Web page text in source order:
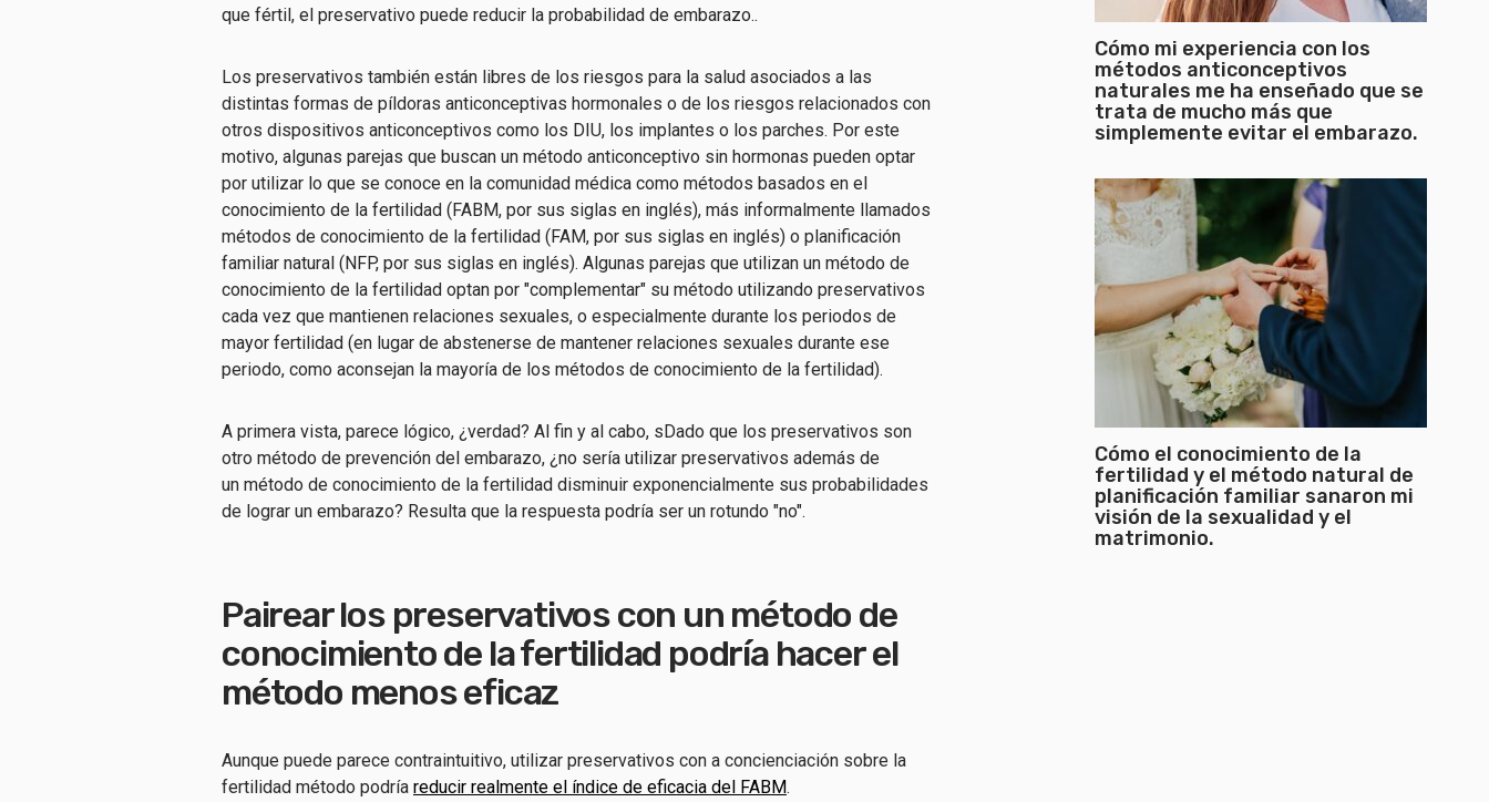
que fértil, el preservativo puede reducir la probabilidad de embarazo..
Los preservativos también están libres de los riesgos para la salud asociados a las
distintas formas de píldoras anticonceptivas hormonales o de los riesgos relacionados con
otros dispositivos anticonceptivos como los DIU, los implantes o los parches. Por este
motivo, algunas parejas que buscan un método anticonceptivo sin hormonas pueden optar
por utilizar lo que se conoce en la comunidad médica como métodos basados en el
conocimiento de la fertilidad (FABM, por sus siglas en inglés), más informalmente llamados
métodos de conocimiento de la fertilidad (FAM, por sus siglas en inglés) o planificación
familiar natural (NFP, por sus siglas en inglés). Algunas parejas que utilizan un método de
conocimiento de la fertilidad optan por "complementar" su método utilizando preservativos
cada vez que mantienen relaciones sexuales, o especialmente durante los periodos de
mayor fertilidad (en lugar de abstenerse de mantener relaciones sexuales durante ese
periodo, como aconsejan la mayoría de los métodos de conocimiento de la fertilidad).
A primera vista, parece lógico, ¿verdad? Al fin y al cabo, sDado que los preservativos son
otro método de prevención del embarazo, ¿no sería utilizar preservativos además de
un método de conocimiento de la fertilidad disminuir exponencialmente sus probabilidades
de lograr un embarazo? Resulta que la respuesta podría ser un rotundo "no".
Pairear los preservativos con un método de
conocimiento de la fertilidad podría hacerel
método menos eficaz
Aunque puede parece contraintuitivo, utilizar preservativos con a concienciación sobre la
fertilidad método podría reducir realmente el índice de eficacia del FABM.
Cómo mi experiencia con los
métodos anticonceptivos
naturales me ha enseñado que se
trata de mucho más que
simplemente evitar el embarazo.
Cómo el conocimiento de la
fertilidad y el método natural de
planificación familiar sanaron mi
visión de la sexualidad y el
matrimonio.